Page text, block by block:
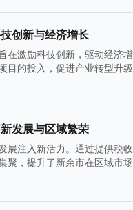
创新与经济增长
在激励科技创新，驱动经济
目的投入，促进产业转型升
发展与区域繁荣
展注入新活力。通过提供税
聚，提升了新余市在区域市